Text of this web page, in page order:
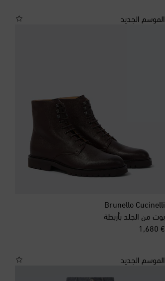
الموسم الجديد
Brunello Cucinelli
بوت من الجلد بأربطة
€ 1,680
original price
الموسم الجديد